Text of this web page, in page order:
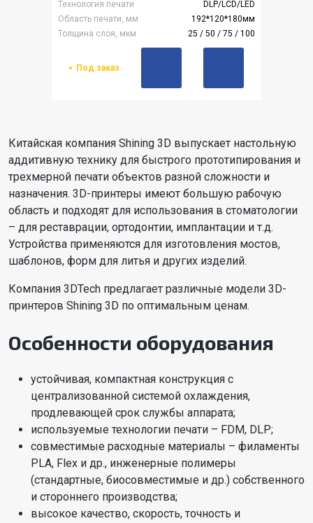
Технология печати
DLP/LCD/LED
Область печати, мм
192*120*180мм
Толщина слоя, мкм
25 / 50 / 75 / 100
Под заказ
Китайская компания Shining 3D выпускает настольную
аддитивную технику для быстрого прототипирования и
трехмерной печати объектов разной сложности и
назначения. 3D-принтеры имеют большую рабочую
область и подходят для использования в стоматологии
– для реставрации, ортодонтии, имплантации и т.д.
Устройства применяются для изготовления мостов,
шаблонов, форм для литья и других изделий.
Компания 3DTech предлагает различные модели 3D-
принтеров Shining 3D по оптимальным ценам.
Особенности оборудования
устойчивая, компактная конструкция с
централизованной системой охлаждения,
продлевающей срок службы аппарата;
используемые технологии печати – FDM, DLP;
совместимые расходные материалы – филаменты
PLA, Flex и др., инженерные полимеры
(стандартные, биосовместимые и др.) собственного
и стороннего производства;
высокое качество, скорость, точность и